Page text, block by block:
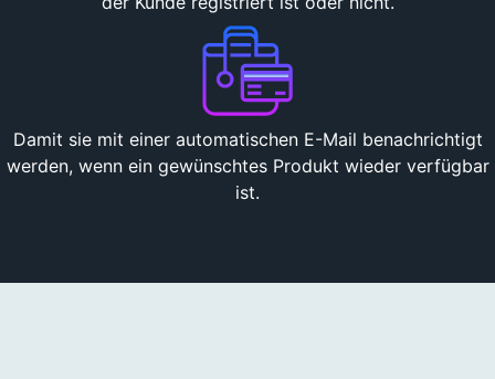
Damit sie mit einer automatischen E-Mail benachrichtigt
werden, wenn ein gewünschtes Produkt wieder verfügbar
ist.